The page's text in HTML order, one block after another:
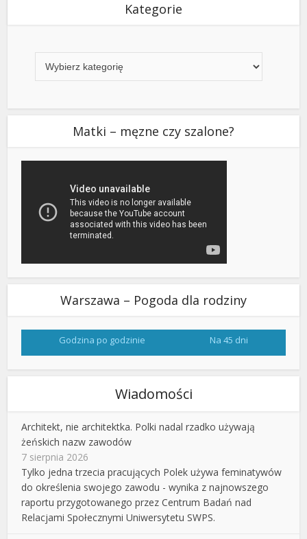
Kategorie
Matki – męzne czy szalone?
Warszawa – Pogoda dla rodziny
Godzina po godzinie Na 45 dni
Wiadomości
Architekt, nie architektka. Polki nadal rzadko używają
żeńskich nazw zawodów
7 sierpnia 2026
Tylko jedna trzecia pracujących Polek używa feminatywów
do określenia swojego zawodu - wynika z najnowszego
raportu przygotowanego przez Centrum Badań nad
Relacjami Społecznymi Uniwersytetu SWPS.